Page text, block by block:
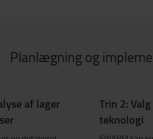
Planlægning og
af lager
Trin 2:
teknologi